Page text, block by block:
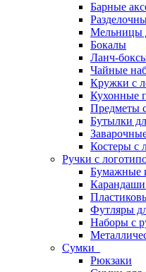
Барные
Мельницы
Бокалы
Ланч-
Чайные
Кружки с
Кухонные
Предметы
Бутылки
Костеры с
Ручки с
Бумажные
Футляры
Наборы с
Сумки
Рюкзаки